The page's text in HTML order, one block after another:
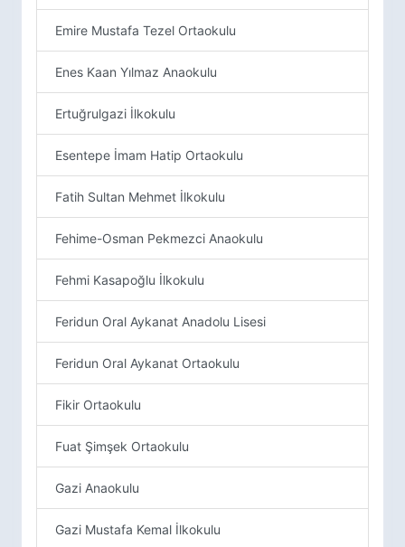
Emire Mustafa Tezel Ortaokulu
Enes Kaan Yılmaz Anaokulu
Ertuğrulgazi İlkokulu
Esentepe İmam Hatip Ortaokulu
Fatih Sultan Mehmet İlkokulu
Fehime-Osman Pekmezci Anaokulu
Fehmi Kasapoğlu İlkokulu
Feridun Oral Aykanat Anadolu Lisesi
Feridun Oral Aykanat Ortaokulu
Fikir Ortaokulu
Fuat Şimşek Ortaokulu
Gazi Anaokulu
Gazi Mustafa Kemal İlkokulu